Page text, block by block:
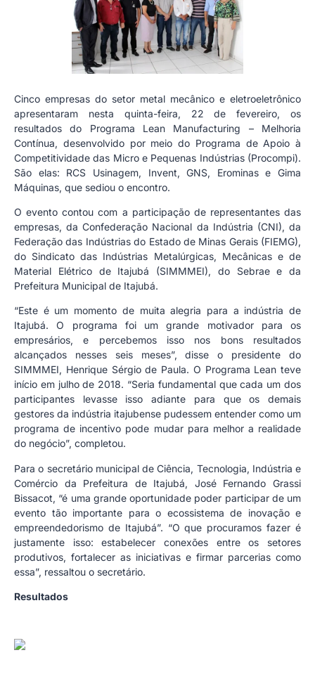
Cinco empresas do setor metal mecânico e eletroeletrônico
apresentaram nesta quinta-feira, 22 de fevereiro, os
resultados do Programa Lean Manufacturing – Melhoria
Contínua, desenvolvido por meio do Programa de Apoio à
Competitividade das Micro e Pequenas Indústrias (Procompi).
São elas: RCS Usinagem, Invent, GNS, Erominas e Gima
Máquinas, que sediou o encontro.
O evento contou com a participação de representantes das
empresas, da Confederação Nacional da Indústria (CNI), da
Federação das Indústrias do Estado de Minas Gerais (FIEMG),
do Sindicato das Indústrias Metalúrgicas, Mecânicas e de
Material Elétrico de Itajubá (SIMMMEI), do Sebrae e da
Prefeitura Municipal de Itajubá.
“Este é um momento de muita alegria para a indústria de
Itajubá. O programa foi um grande motivador para os
empresários, e percebemos isso nos bons resultados
alcançados nesses seis meses”, disse o presidente do
SIMMMEI, Henrique Sérgio de Paula. O Programa Lean teve
início em julho de 2018. “Seria fundamental que cada um dos
participantes levasse isso adiante para que os demais
gestores da indústria itajubense pudessem entender como um
programa de incentivo pode mudar para melhor a realidade
do negócio”, completou.
Para o secretário municipal de Ciência, Tecnologia, Indústria e
Comércio da Prefeitura de Itajubá, José Fernando Grassi
Bissacot, “é uma grande oportunidade poder participar de um
evento tão importante para o ecossistema de inovação e
empreendedorismo de Itajubá”. “O que procuramos fazer é
justamente isso: estabelecer conexões entre os setores
produtivos, fortalecer as iniciativas e firmar parcerias como
essa”, ressaltou o secretário.
Resultados